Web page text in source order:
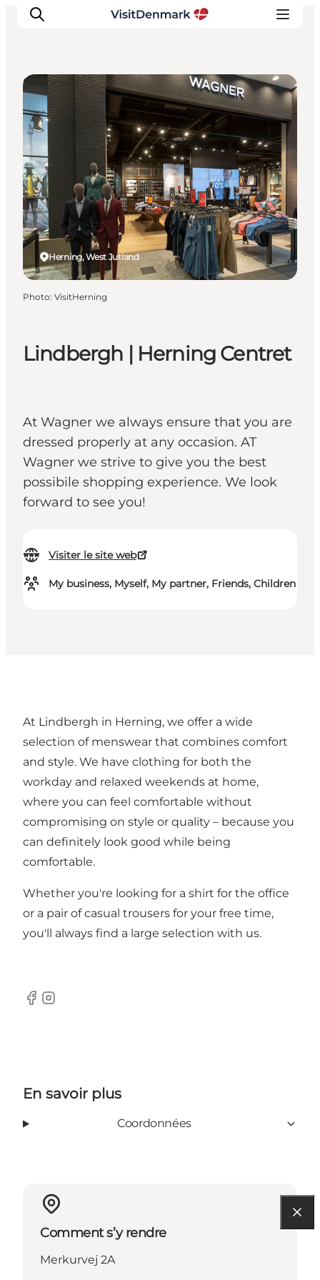
Inspirations
Destinations
Quoi faire
Hébergements
Planifiez votre voyage
Lindbergh | Herning Centret
At Wagner we always ensure that you are
dressed properly at any occasion. AT
Wagner we strive to give you the best
possibile shopping experience. We look
forward to see you!
Visiter le site web
My business, Myself, My partner, Friends, Children
Herning, West Jutland
Shopping
Photo: VisitHerning
At Lindbergh in Herning, we offer a wide
selection of menswear that combines comfort
and style. We have clothing for both the
workday and relaxed weekends at home,
where you can feel comfortable without
compromising on style or quality – because you
can definitely look good while being
comfortable.
Whether you're looking for a shirt for the office
or a pair of casual trousers for your free time,
you'll always find a large selection with us.
Facebook
Instagram
En savoir plus
Coordonnées
Comment s’y rendre
Merkurvej 2A